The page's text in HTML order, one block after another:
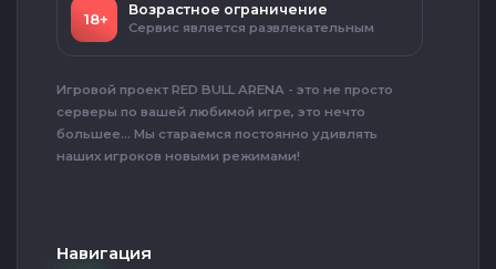
18+
Возрастное ограничение
Сервис является развлекательным
Игровой проект RED BULL ARENA - это не просто
серверы по вашей любимой игре, это нечто
большее... Мы стараемся постоянно удивлять
наших игроков новыми режимами!
Навигация